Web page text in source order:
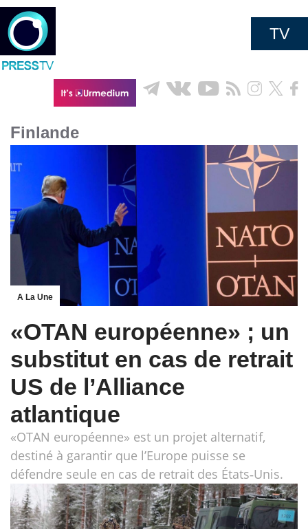
TV
Finlande
A La Une
«OTAN européenne» ; un
substitut en cas de retrait
US de l’Alliance
atlantique
«OTAN européenne» est un projet alternatif,
destiné à garantir que l’Europe puisse se
défendre seule en cas de retrait des États‑Unis.